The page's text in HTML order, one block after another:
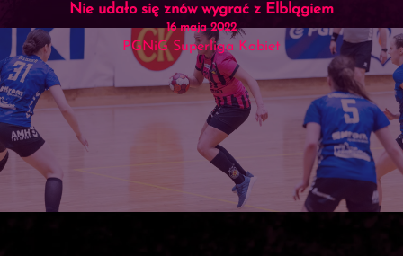
Nie udało się znów wygrać z Elblągiem
16 maja 2022
PGNiG Superliga Kobiet